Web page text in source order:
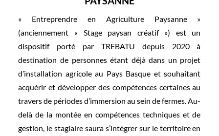
« Entreprendre en Agriculture Paysanne »
(anciennement « Stage paysan créatif ») est un
dispositif porté par TREBATU depuis 2020 à
destination de personnes étant déjà dans un projet
d’installation agricole au Pays Basque et souhaitant
acquérir et développer des compétences certaines au
travers de périodes d’immersion au sein de fermes. Au-
delà de la montée en compétences techniques et de
gestion, le stagiaire saura s’intégrer sur le territoire en